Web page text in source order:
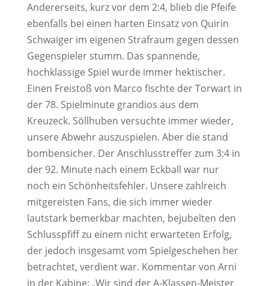
Andererseits, kurz vor dem 2:4, blieb die Pfeife
ebenfalls bei einen harten Einsatz von Quirin
Schwaiger im eigenen Strafraum gegen dessen
Gegenspieler stumm. Das spannende,
hochklassige Spiel wurde immer hektischer.
Einen Freistoß von Marco fischte der Torwart in
der 78. Spielminute grandios aus dem
Kreuzeck. Söllhuben versuchte immer wieder,
unsere Abwehr auszuspielen. Aber die stand
bombensicher. Der Anschlusstreffer zum 3:4 in
der 92. Minute nach einem Eckball war nur
noch ein Schönheitsfehler. Unsere zahlreich
mitgereisten Fans, die sich immer wieder
lautstark bemerkbar machten, bejubelten den
Schlusspfiff zu einem nicht erwarteten Erfolg,
der jedoch insgesamt vom Spielgeschehen her
betrachtet, verdient war. Kommentar von Arni
in der Kabine: „Wir sind der A-Klassen-Meister